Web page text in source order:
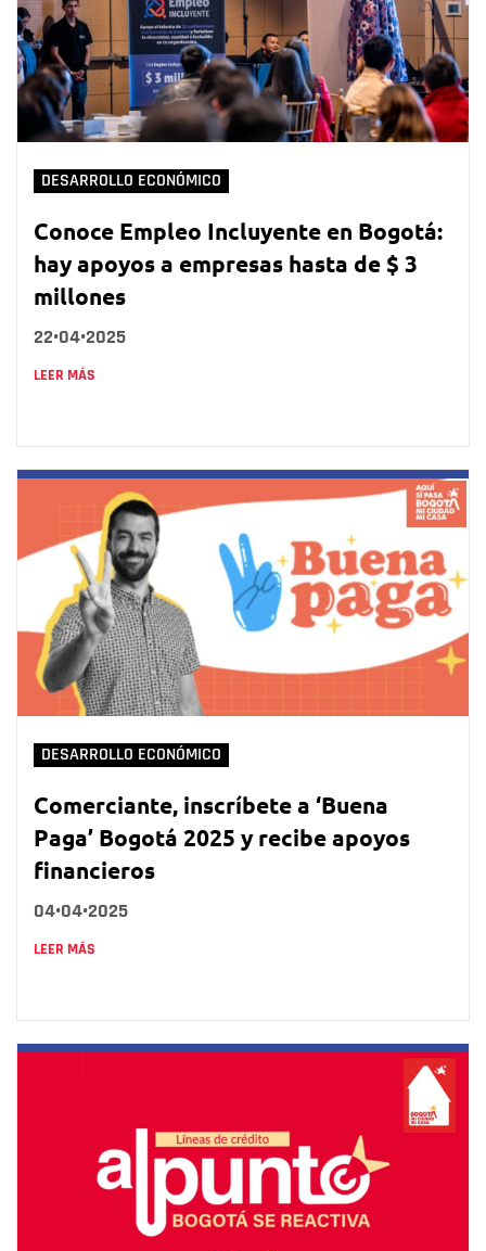
DESARROLLO ECONÓMICO
Conoce Empleo Incluyente en Bogotá:
hay apoyos a empresas hasta de $ 3
millones
22•04•2025
LEER MÁS
DESARROLLO ECONÓMICO
Comerciante, inscríbete a ‘Buena
Paga’ Bogotá 2025 y recibe apoyos
financieros
04•04•2025
LEER MÁS